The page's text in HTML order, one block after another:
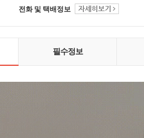
전화 및 택배정보
필수정보